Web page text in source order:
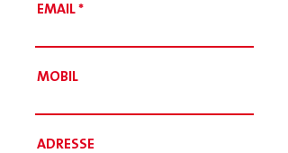
EMAIL
MOBIL
ADRESSE